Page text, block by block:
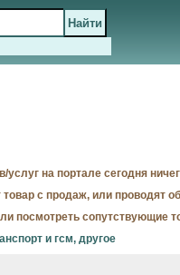
на портале сегодня
с продаж, или проводят
посмотреть сопутствующие
и гсм, другое